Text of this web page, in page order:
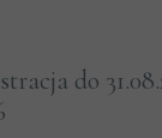
do